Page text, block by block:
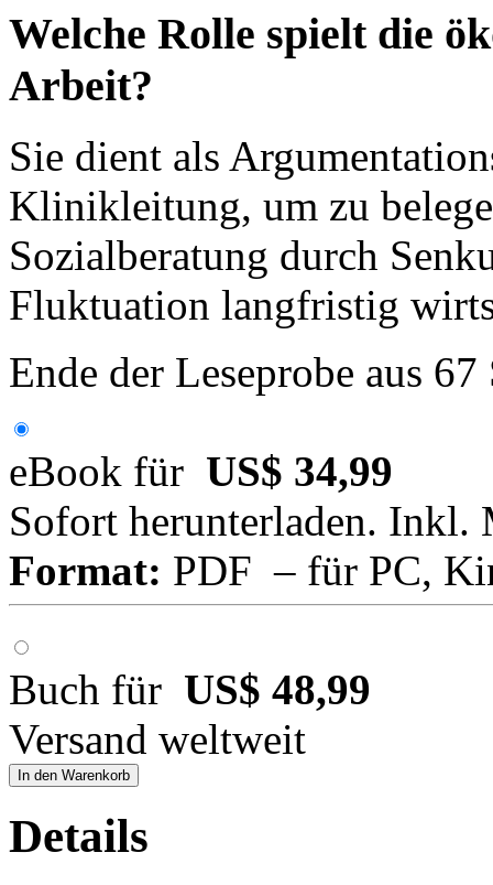
Welche Rolle spielt die
Arbeit?
Sie dient als
Klinikleitung, um zu
Sozialberatung durch
Fluktuation langfristig
Ende der Leseprobe aus
eBook für US$ 34,99
Sofort herunterladen. Inkl.
Format: PDF – für PC,
Buch für US$ 48,99
Versand weltweit
In den Warenkorb
Details